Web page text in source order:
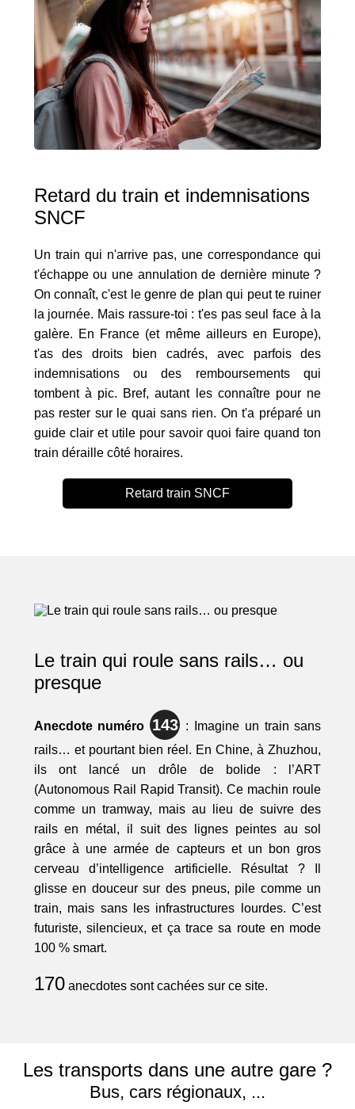
Retard du train et indemnisations
SNCF
Un train qui n'arrive pas, une correspondance qui
t'échappe ou une annulation de dernière minute ?
On connaît, c'est le genre de plan qui peut te ruiner
la journée. Mais rassure-toi : t'es pas seul face à la
galère. En France (et même ailleurs en Europe),
t'as des droits bien cadrés, avec parfois des
indemnisations ou des remboursements qui
tombent à pic. Bref, autant les connaître pour ne
pas rester sur le quai sans rien. On t'a préparé un
guide clair et utile pour savoir quoi faire quand ton
train déraille côté horaires.
Retard train SNCF
Le train qui roule sans rails… ou
presque
Anecdote numéro 143
: Imagine un train sans
rails… et pourtant bien réel. En Chine, à Zhuzhou,
ils ont lancé un drôle de bolide : l’ART
(Autonomous Rail Rapid Transit). Ce machin roule
comme un tramway, mais au lieu de suivre des
rails en métal, il suit des lignes peintes au sol
grâce à une armée de capteurs et un bon gros
cerveau d’intelligence artificielle. Résultat ? Il
glisse en douceur sur des pneus, pile comme un
train, mais sans les infrastructures lourdes. C’est
futuriste, silencieux, et ça trace sa route en mode
100 % smart.
170anecdotes sont cachées sur ce site.
Les transports dans une autre gare ?
Bus, cars régionaux, ...